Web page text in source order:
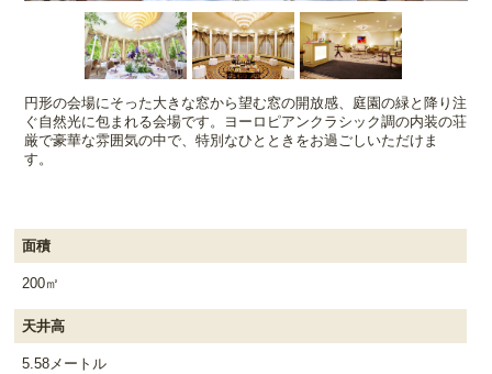
円形の会場にそった大きな窓から望む窓の開放感、庭園の緑と降り注
ぐ自然光に包まれる会場です。ヨーロピアンクラシック調の内装の荘
厳で豪華な雰囲気の中で、特別なひとときをお過ごしいただけま
す。
面積
200㎡
天井高
5.58メートル